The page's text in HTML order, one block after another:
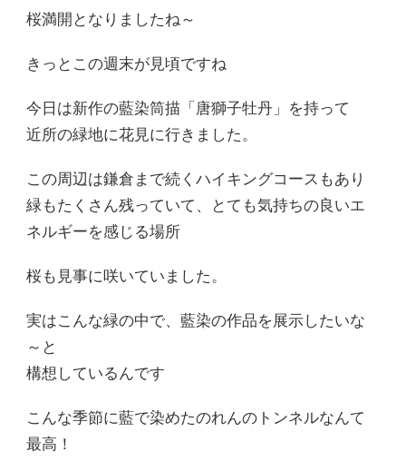
桜満開となりましたね～
きっとこの週末が見頃ですね
今日は新作の藍染筒描「唐獅子牡丹」を持って
近所の緑地に花見に行きました。
この周辺は鎌倉まで続くハイキングコースもあり
緑もたくさん残っていて、とても気持ちの良いエ
ネルギーを感じる場所
桜も見事に咲いていました。
実はこんな緑の中で、藍染の作品を展示したいな
～と
構想しているんです
こんな季節に藍で染めたのれんのトンネルなんて
最高！